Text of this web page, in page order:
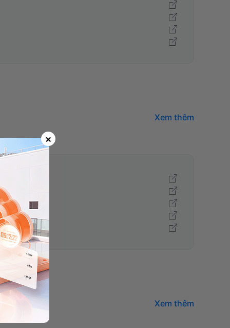
Xem thêm
ảnh]
Xem thêm
×